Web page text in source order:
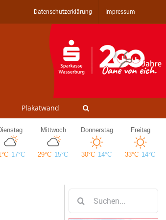
Datenschutzerklärung Impressum
Plakatwand
nach: